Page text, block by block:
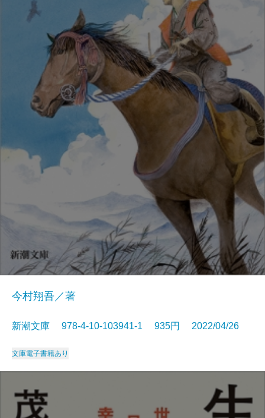
今村翔吾／著
新潮文庫 978-4-10-103941-1 935円 2022/04/26
文庫電子書籍あり